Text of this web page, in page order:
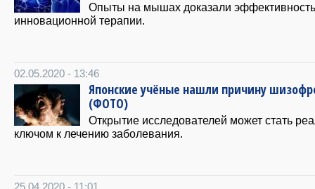
Опыты на мышах доказали эффективность
инновационной терапии.
02.05.2020 - 13:46
Японские учёные нашли причину
(ФОТО)
Открытие исследователей может стать
ключом к лечению заболевания.